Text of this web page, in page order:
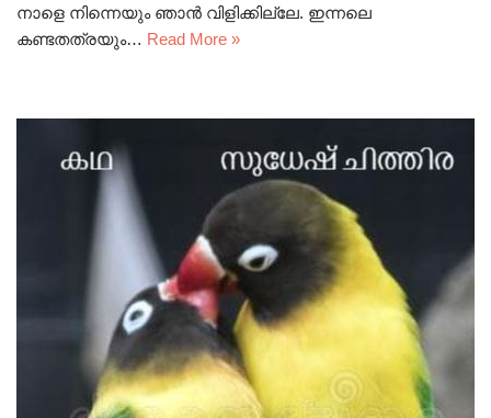
നാളെ നിന്നെയും ഞാൻ വിളിക്കില്ലേ. ഇന്നലെ
കണ്ടതത്രയും… Read More »